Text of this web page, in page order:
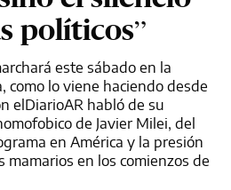
políticos”
este sábado en la
como lo viene haciendo desde
elDiarioAR habló de su
de Javier Milei, del
en América y la presión
mamarios en los comienzos de